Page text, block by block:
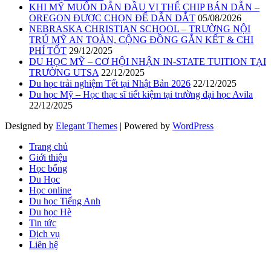
KHI MỸ MUỐN DẪN ĐẦU VỊ THẾ CHIP BÁN DẪN –
OREGON ĐƯỢC CHỌN ĐỂ DẪN DẮT 05/08/2026
NEBRASKA CHRISTIAN SCHOOL – TRƯỜNG NỘI
TRÚ MỸ AN TOÀN, CỘNG ĐỒNG GẮN KẾT & CHI
PHÍ TỐT 29/12/2025
DU HỌC MỸ – CƠ HỘI NHẬN IN-STATE TUITION TẠI
TRƯỜNG UTSA 22/12/2025
Du học trải nghiệm Tết tại Nhật Bản 2026 22/12/2025
Du học Mỹ – Học thạc sĩ tiết kiệm tại trường đại học Avila
22/12/2025
Designed by Elegant Themes | Powered by WordPress
Trang chủ
Giới thiệu
Học bổng
Du Học
Học online
Du học Tiếng Anh
Du học Hè
Tin tức
Dịch vụ
Liên hệ